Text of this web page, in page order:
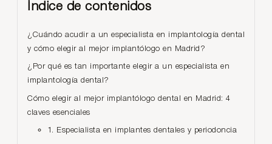
Índice de contenidos
¿Cuándo acudir a un especialista en implantología dental
y cómo elegir al mejor implantólogo en Madrid?
¿Por qué es tan importante elegir a un especialista en
implantología dental?
Cómo elegir al mejor implantólogo dental en Madrid: 4
claves esenciales
1. Especialista en implantes dentales y periodoncia